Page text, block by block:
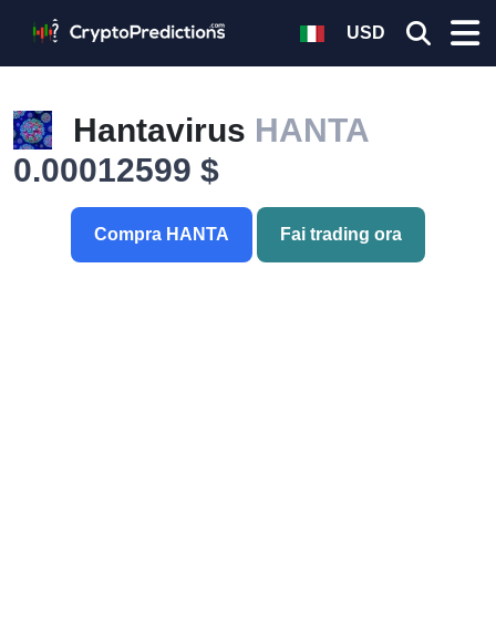
USD
Hantavirus HANTA
0.00012599 $
Compra HANTA Fai trading ora